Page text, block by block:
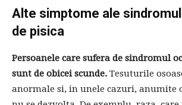
Alte simptome ale
de pisica
Persoanele care sufera de sindromul
sunt de obicei scunde. Tesuturile
anormale si, in unele cazuri, anumite